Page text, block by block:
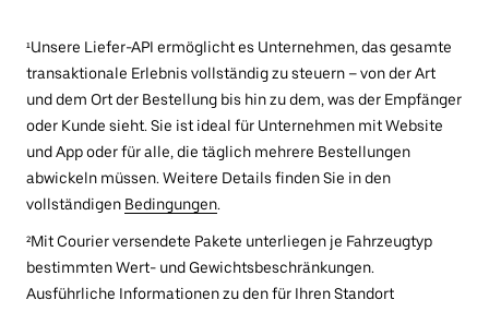
¹Unsere Liefer-API ermöglicht es Unternehmen, das gesamte
transaktionale Erlebnis vollständig zu steuern – von der Art
und dem Ort der Bestellung bis hin zu dem, was der Empfänger
oder Kunde sieht. Sie ist ideal für Unternehmen mit Website
und App oder für alle, die täglich mehrere Bestellungen
abwickeln müssen. Weitere Details finden Sie in den
vollständigen Bedingungen.
²Mit Courier versendete Pakete unterliegen je Fahrzeugtyp
bestimmten Wert- und Gewichtsbeschränkungen.
Ausführliche Informationen zu den für Ihren Standort